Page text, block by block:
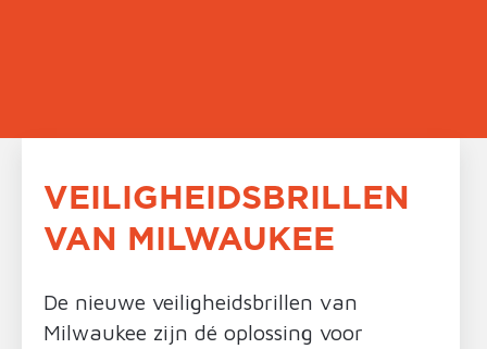
VEILIGHEIDSBRILLEN
VAN MILWAUKEE
De nieuwe veiligheidsbrillen van
Milwaukee zijn dé oplossing voor